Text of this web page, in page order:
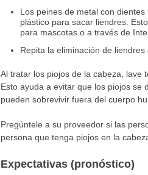
Los peines de metal con
plástico para sacar liendres.
para mascotas o a través de
Repita la eliminación de
Al tratar los piojos de la cabeza, lave
Esto ayuda a evitar que los piojos se
pueden sobrevivir fuera del cuerpo
Pregúntele a su proveedor si las
persona que tenga piojos en la
Expectativas (pronóstico)